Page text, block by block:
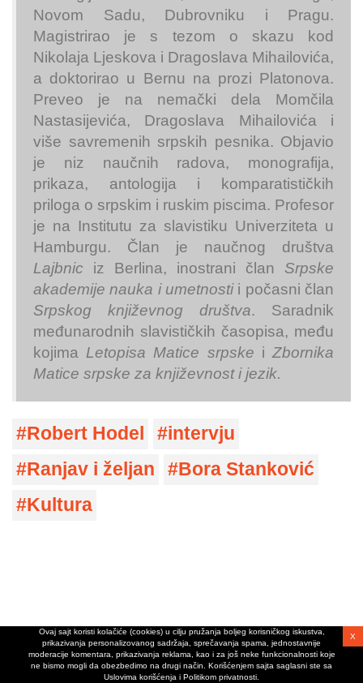
Novom Sadu, Dubrovniku i Pragu.
Magistrirao je s tezom o skazu kod
Nikolaja Ljeskova i Dragoslava Mihailovića,
a doktorirao u Bernu na prozi Platonova.
Preveo je na nemački dela Momčila
Nastasijevića, Dragoslava Mihailovića i
više savremenih srpskih pesnika. Objavio
je niz naučnih radova, monografija,
prikaza, antologija i komparatističkih
priloga o srpskim i ruskim piscima. Profesor
je na Institutu za slavistiku Univerziteta u
Hamburgu. Član je naučnog društva
Lajbnic iz Berlina, inostrani član Srpske
akademije nauka i umetnostii počasni član
Srpskog književnog društva. Saradnik
međunarodnih slavističkih časopisa, među
kojima Letopisa Matice srpske iZbornika
Matice srpske za književnost i jezik.
Robert Hodel
intervju
Ranjav i željan
Bora Stanković
Kultura
Ovaj sajt koristi kolačiće (cookies) u cilju pružanja boljeg korisničkog iskustva,
prikazivanja personalizovanog sadržaja, sprečavanja spama, jednostavnije
moderacije komentara, prikazivanja reklama, kao i za još neke funkcionalnosti koje
ne bismo mogli da obezbedimo na drugi način. Korišćenjem sajta saglasni ste sa
Uslovima korišćenja i Politikom privatnosti.
X